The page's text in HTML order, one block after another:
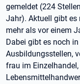
gemeldet (224
Jahr). Aktuell gibt es
mehr als vor einem
Dabei gibt es noch
Ausbildungsstellen,
frau im